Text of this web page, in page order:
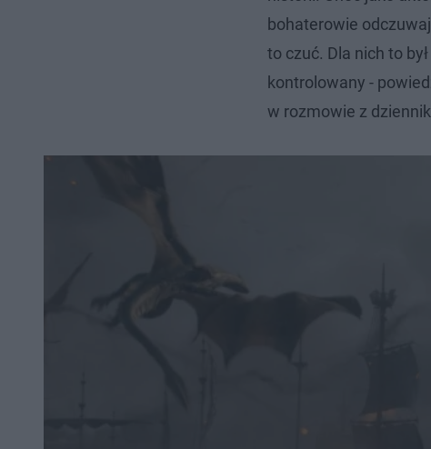
bohaterowie
to czuć. Dla nich to
kontrolowany -
w rozmowie z